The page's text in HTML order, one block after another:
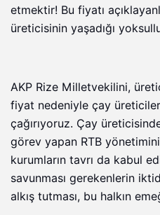
etmektir! Bu fiyatı
üreticisinin yaşadığı
AKP Rize Milletvekilini,
fiyat nedeniyle çay
çağırıyoruz. Çay
görev yapan RTB
kurumların tavrı da kabul
savunması gerekenlerin
alkış tutması, bu halkın